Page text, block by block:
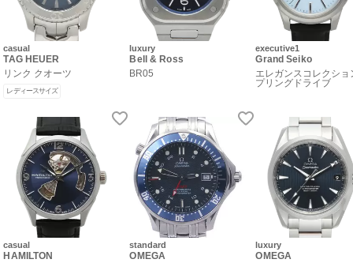
casual
TAG HEUER
リンク クオーツ
レディースサイズ
casual
HAMILTON
luxury
Bell & Ross
BR05
standard
OMEGA
executive1
Grand Seiko
エレガンスコレクショ
プリングドライブ
luxury
OMEGA